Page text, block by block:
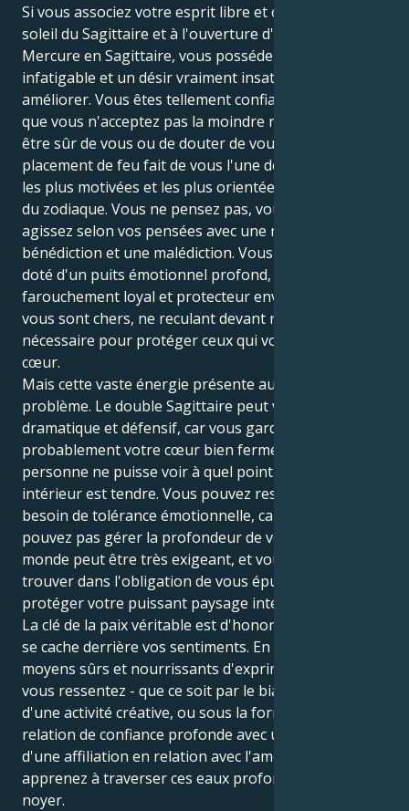
Si vous associez votre esprit libre et optimiste au
soleil du Sagittaire et à l'ouverture d'esprit de
Mercure en Sagittaire, vous possédez un esprit
infatigable et un désir vraiment insatiable de vous
améliorer. Vous êtes tellement confiant et perspicace
que vous n'acceptez pas la moindre raison de ne pas
être sûr de vous ou de douter de vous. Ce double
placement de feu fait de vous l'une des personnes
les plus motivées et les plus orientées vers l'action
du zodiaque. Vous ne pensez pas, vous ressentez et
agissez selon vos pensées avec une main de fer - une
bénédiction et une malédiction. Vous êtes curieux et
doté d'un puits émotionnel profond, mais vous êtes
farouchement loyal et protecteur envers ceux qui
vous sont chers, ne reculant devant rien si
nécessaire pour protéger ceux qui vous tiennent à
cœur.
Mais cette vaste énergie présente aussi un
problème. Le double Sagittaire peut vous rendre
dramatique et défensif, car vous gardez
probablement votre cœur bien fermé pour que
personne ne puisse voir à quel point votre monde
intérieur est tendre. Vous pouvez ressentir un
besoin de tolérance émotionnelle, car vous ne
pouvez pas gérer la profondeur de vos émotions. Le
monde peut être très exigeant, et vous pouvez vous
trouver dans l'obligation de vous épuiser pour
protéger votre puissant paysage intérieur.
La clé de la paix véritable est d'honorer l'énergie qui
se cache derrière vos sentiments. En trouvant des
moyens sûrs et nourrissants d'exprimer le feu que
vous ressentez - que ce soit par le biais de l'art ou
d'une activité créative, ou sous la forme d'une
relation de confiance profonde avec un autre et
d'une affiliation en relation avec l'amour - vous
apprenez à traverser ces eaux profondes sans vous
noyer.